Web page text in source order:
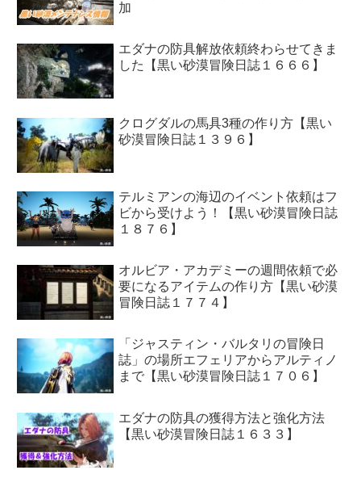
加
エダナの防具解放依頼終わらせてきま
した【黒い砂漠冒険日誌１６６６】
クログダルの馬具3種の作り方【黒い
砂漠冒険日誌１３９６】
テルミアンの海辺のイベント依頼はフ
ビから受けよう！【黒い砂漠冒険日誌
１８７６】
オルビア・アカデミーの週間依頼で必
要になるアイテムの作り方【黒い砂漠
冒険日誌１７７４】
「ジャスティン・バルタリの冒険日
誌」の場所エフェリアからアルティノ
まで【黒い砂漠冒険日誌１７０６】
エダナの防具の獲得方法と強化方法
【黒い砂漠冒険日誌１６３３】